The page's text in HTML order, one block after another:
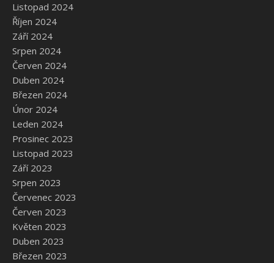
Listopad 2024
Říjen 2024
Září 2024
Srpen 2024
Červen 2024
Duben 2024
Březen 2024
Únor 2024
Leden 2024
Prosinec 2023
Listopad 2023
Září 2023
Srpen 2023
Červenec 2023
Červen 2023
Květen 2023
Duben 2023
Březen 2023